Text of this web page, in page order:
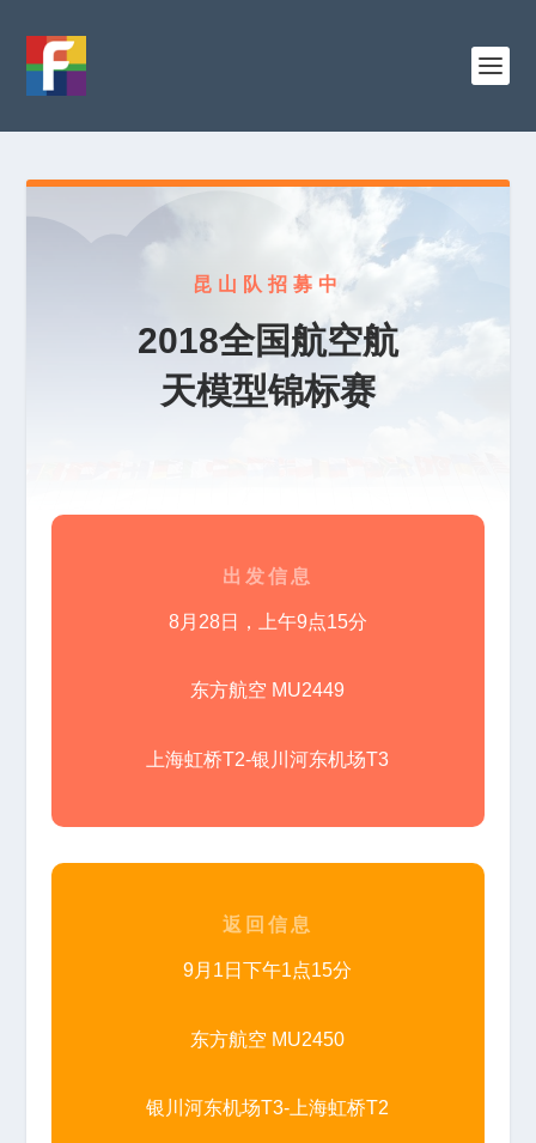
昆山队招募中
2018全国航空航
天模型锦标赛
出发信息
8月28日，上午9点15分
东方航空 MU2449
上海虹桥T2-银川河东机场T3
返回信息
9月1日下午1点15分
东方航空 MU2450
银川河东机场T3-上海虹桥T2